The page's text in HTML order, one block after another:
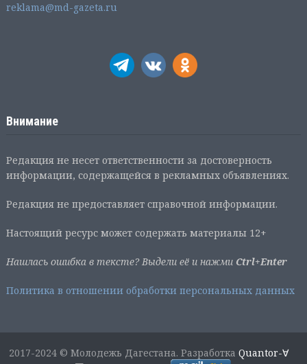
reklama@md-gazeta.ru
Внимание
Редакция не несет ответственности за достоверность
информации, содержащейся в рекламных объявлениях.
Редакция не предоставляет справочной информации.
Настоящий ресурс может содержать материалы 12+
Нашлась ошибка в тексте? Выдели её и нажми Ctrl+Enter
Политика в отношении обработки персональных данных
2017-2024 © Молодежь Дагестана. РазработкаQuantor-∀